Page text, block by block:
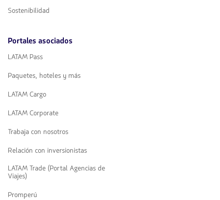
Sostenibilidad
Portales asociados
LATAM Pass
Paquetes, hoteles y más
LATAM Cargo
LATAM Corporate
Trabaja con nosotros
Relación con inversionistas
LATAM Trade (Portal Agencias de
Viajes)
Promperú